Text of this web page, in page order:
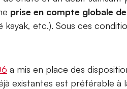
prise en compte globale
etc.). Sous ces
a mis en place des
existantes est préférable à